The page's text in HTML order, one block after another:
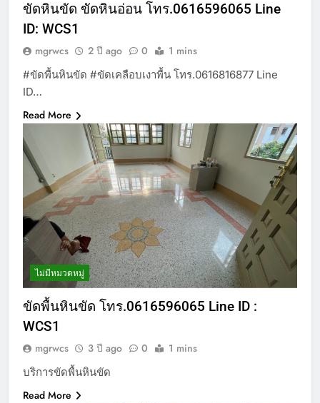
ขัดหินขัด ขัดหินอ่อน โทร.0616596065 Line
ID: WCS1
mgrwcs 2 ปี ago 0 1 mins
#ขัดพื้นหินขัด #ขัดเคลือบเงาพื้น โทร.0616816877 Line
ID…
Read More
ไม่มีหมวดหมู่
ขัดพื้นหินขัด โทร.0616596065 Line ID :
WCS1
mgrwcs 3 ปี ago 0 1 mins
บริการขัดพื้นหินขัด
Read More